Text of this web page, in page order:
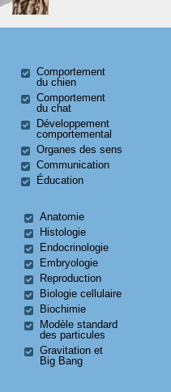
Comportement
du chien
Comportement
du chat
Développement
comportemental
Organes des sens
Communication
Éducation
Anatomie
Histologie
Endocrinologie
Embryologie
Reproduction
Biologie cellulaire
Biochimie
Modèle standard
des particules
Gravitation et
Big Bang